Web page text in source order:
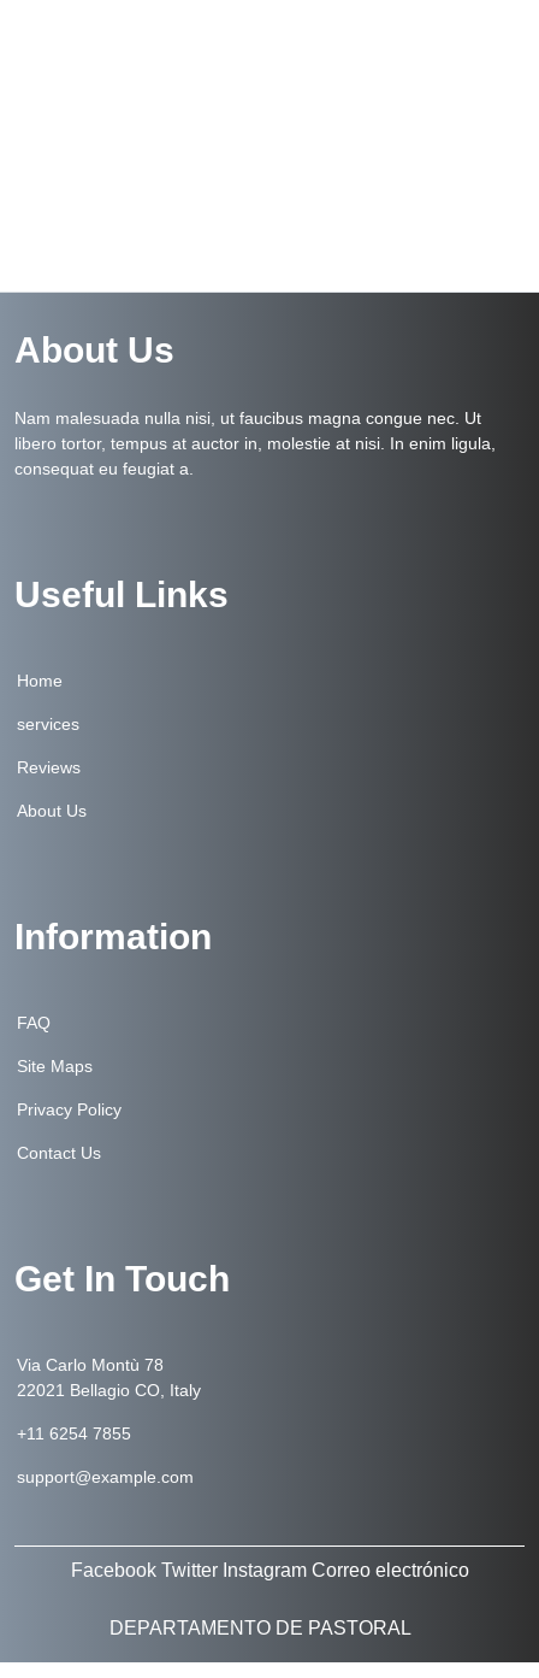
About Us
Nam malesuada nulla nisi, ut faucibus magna congue nec. Ut
libero tortor, tempus at auctor in, molestie at nisi. In enim ligula,
consequat eu feugiat a.
Useful Links
Home
services
Reviews
About Us
Information
FAQ
Site Maps
Privacy Policy
Contact Us
Get In Touch
Via Carlo Montù 78
22021 Bellagio CO, Italy
+11 6254 7855
support@example.com
Facebook Twitter Instagram Correo electrónico
DEPARTAMENTO DE PASTORAL